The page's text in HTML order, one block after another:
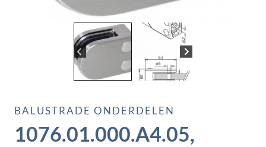
BALUSTRADE ONDERDELEN
1076.01.000.A4.05,